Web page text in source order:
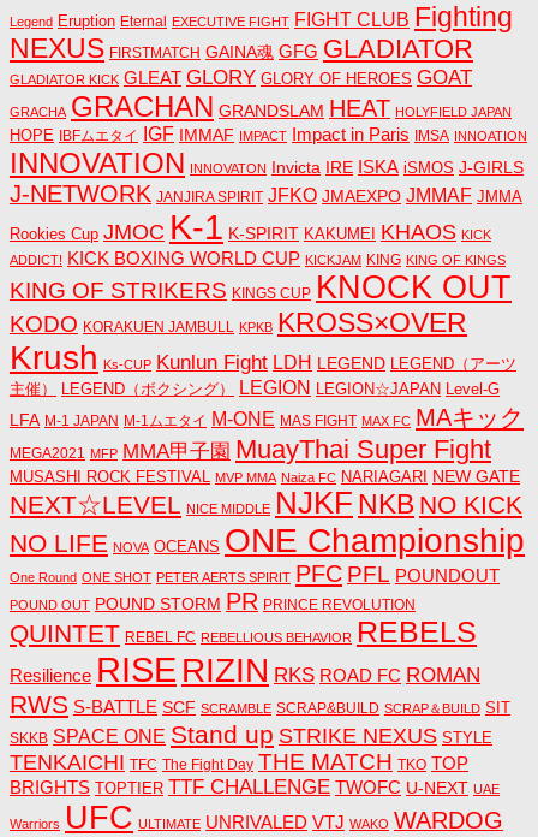
Legend Eruption Eternal EXECUTIVE FIGHT FIGHT CLUB Fighting
NEXUS FIRSTMATCH GAINA魂 GFG GLADIATOR
GLADIATOR KICK GLEAT GLORY GLORY OF HEROES GOAT
GRACHA GRACHAN GRANDSLAM HEAT HOLYFIELD JAPAN
HOPE IBFムエタイ IGF IMMAF IMPACT Impact in Paris IMSA INNOATION
INNOVATION INNOVATON Invicta IRE ISKA iSMOS J-GIRLS
J-NETWORK JANJIRA SPIRIT JFKO JMAEXPO JMMAF JMMA
Rookies Cup JMOC K-1 K-SPIRIT KAKUMEI KHAOS KICK
ADDICT! KICK BOXING WORLD CUP KICKJAM KING KING OF KINGS
KING OF STRIKERS KINGS CUP KNOCK OUT
KODO KORAKUEN JAMBULL KPKB KROSS×OVER
Krush Ks-CUP Kunlun Fight LDH LEGEND LEGEND（アーツ
主催）
LEGEND（ボクシング） LEGION LEGION☆JAPAN Level-G
LFA M-1 JAPAN M-1ムエタイ M-ONE MAS FIGHT MAX FC MAキック
MEGA2021 MFP MMA甲子園 MuayThai Super Fight
MUSASHI ROCK FESTIVAL MVP MMA Naiza FC NARIAGARI NEW GATE
NEXT☆LEVEL NICE MIDDLE NJKF NKB NO KICK
NO LIFE NOVA OCEANS ONE Championship
One Round ONE SHOT PETER AERTS SPIRIT PFC PFL POUNDOUT
POUND OUT POUND STORM PR PRINCE REVOLUTION
QUINTET REBEL FC REBELLIOUS BEHAVIOR REBELS
Resilience RISE RIZIN RKS ROAD FC ROMAN
RWS S-BATTLE SCF SCRAMBLE SCRAP&BUILD SCRAP＆BUILD SIT
SKKB SPACE ONE Stand up STRIKE NEXUS STYLE
TENKAICHI TFC The Fight Day THE MATCH TKO TOP
BRIGHTS TOPTIER TTF CHALLENGE TWOFC U-NEXT UAE
Warriors UFC ULTIMATE UNRIVALED VTJ WAKO WARDOG